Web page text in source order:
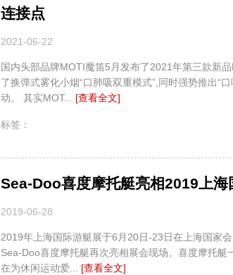
连接点
2021-06-22
国内头部品牌MOTI魔笛5月发布了2021年第三款新
了换弹式雾化小烟“口肺吸双重模式”,同时强势推出“
动。 其实MOT... [查看全文]
标签：
Sea-Doo喜度摩托艇亮相2019上海
2019-06-28
2019年上海国际游艇展于6月20日-23日在上海国家
Sea-Doo喜度摩托艇再次亮相展会现场。喜度摩托艇
在为休闲运动爱... [查看全文]